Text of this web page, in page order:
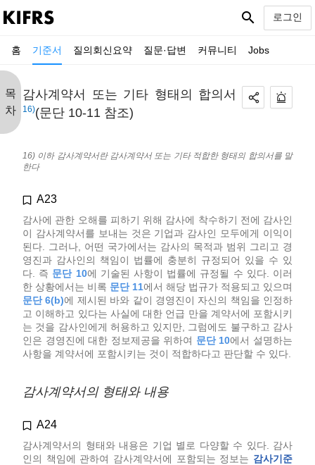
홈 기준서 질의회신요약 질문·답변 커뮤니티 Jobs
search 로그인
목
차
감사계약서 또는 기타 형태의 합의서
16)(문단 10-11 참조)
16) 이하 감사계약서란 감사계약서 또는 기타 적합한 형태의 합의서를 말
한다
A23
감사에 관한 오해를 피하기 위해 감사에 착수하기 전에 감사인
이 감사계약서를 보내는 것은 기업과 감사인 모두에게 이익이
된다. 그러나, 어떤 국가에서는 감사의 목적과 범위 그리고 경
영진과 감사인의 책임이 법률에 충분히 규정되어 있을 수 있
다. 즉 문단 10에 기술된 사항이 법률에 규정될 수 있다. 이러
한 상황에서는 비록 문단 11에서 해당 법규가 적용되고 있으며
문단 6(b)에 제시된 바와 같이 경영진이 자신의 책임을 인정하
고 이해하고 있다는 사실에 대한 언급 만을 계약서에 포함시키
는 것을 감사인에게 허용하고 있지만, 그럼에도 불구하고 감사
인은 경영진에 대한 정보제공을 위하여 문단 10에서 설명하는
사항을 계약서에 포함시키는 것이 적합하다고 판단할 수 있다.
감사계약서의 형태와 내용
A24
감사계약서의 형태와 내용은 기업 별로 다양할 수 있다. 감사
인의 책임에 관하여 감사계약서에 포함되는 정보는 감사기준